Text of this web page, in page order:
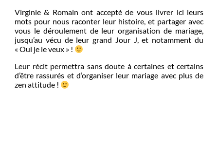
Virginie & Romain ont accepté de vous livrer ici leurs
mots pour nous raconter leur histoire, et partager avec
vous le déroulement de leur organisation de mariage,
jusqu’au vécu de leur grand Jour J, et notamment du
« Oui je le veux » !
Leur récit permettra sans doute à certaines et certains
d’être rassurés et d’organiser leur mariage avec plus de
zen attitude !